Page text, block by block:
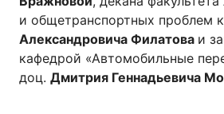
и общетранспортных проблем
Александровича Филатова и
кафедрой «Автомобильные
доц. Дмитрия Геннадьевича